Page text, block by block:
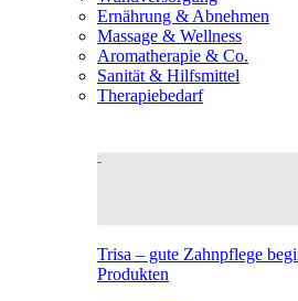
Ernährung & Abnehmen
Massage & Wellness
Aromatherapie & Co.
Sanität & Hilfsmittel
Therapiebedarf
Trisa – gute Zahnpflege
Produkten